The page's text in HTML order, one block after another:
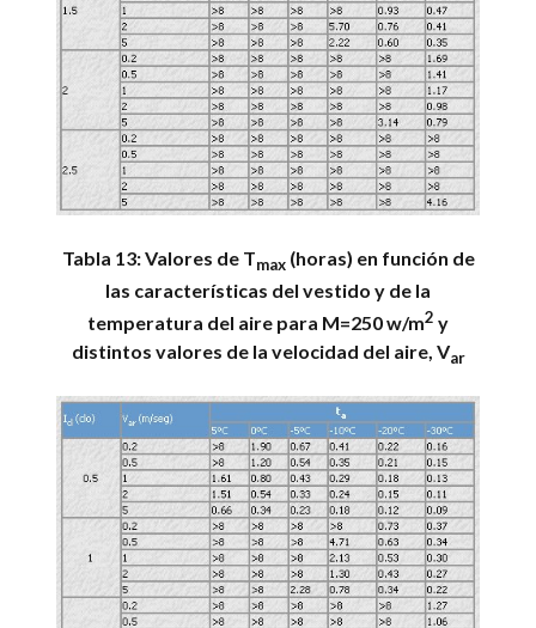
Tabla 13: Valores de Tmax (horas) en función de
las características del vestido y de la
temperatura del aire para M=250 w/m2 y
distintos valores de la velocidad del aire, Var